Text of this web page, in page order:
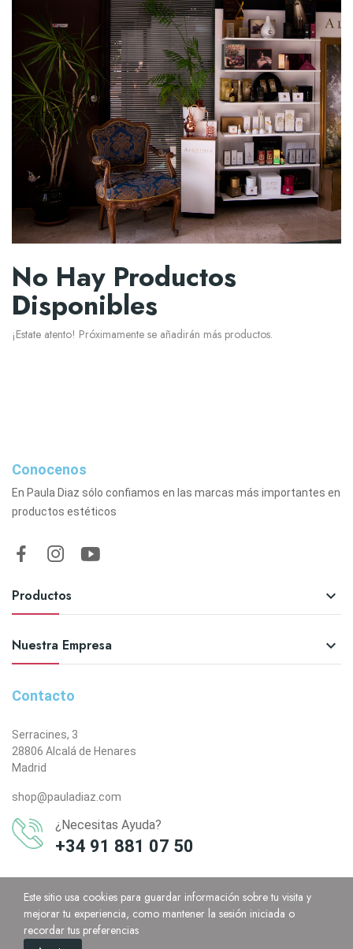
No Hay Productos
Disponibles
¡Estate atento! Próximamente se añadirán más productos.
Conocenos
En Paula Diaz sólo confiamos en las marcas más importantes en
productos estéticos
Productos 
Nuestra Empresa 
Contacto
Serracines, 3
28806 Alcalá de Henares
Madrid
shop@pauladiaz.com
¿Necesitas Ayuda?
+34 91 881 07 50
Este sitio usa cookies para guardar información sobre tu visita y
mejorar tu experiencia, como mantener la sesión iniciada o
recordar tus preferencias